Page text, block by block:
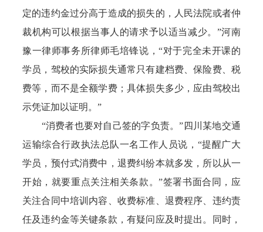
定的违约金过分高于造成的损失的，人民法院或者仲
裁机构可以根据当事人的请求予以适当减少。”河南
豫一律师事务所律师毛培锋说，“对于完全未开课的
学员，驾校的实际损失通常只有建档费、保险费、税
费等，而不是全额学费；具体损失多少，应由驾校出
示凭证加以证明。”
“消费者也要对自己签的字负责。”四川某地交通
运输综合行政执法总队一名工作人员说，“提醒广大
学员，预付式消费中，退费纠纷本就多发，所以从一
开始，就要重点关注相关条款。”签署书面合同，应
关注合同中培训内容、收费标准、退费程序、违约责
任及违约金等关键条款，有疑问应及时提出。同时，